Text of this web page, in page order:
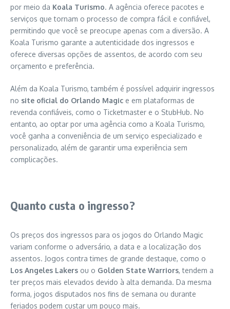
por meio da Koala Turismo. A agência oferece pacotes e
serviços que tornam o processo de compra fácil e confiável,
permitindo que você se preocupe apenas com a diversão. A
Koala Turismo garante a autenticidade dos ingressos e
oferece diversas opções de assentos, de acordo com seu
orçamento e preferência.
Além da Koala Turismo, também é possível adquirir ingressos
no site oficial do Orlando Magic e em plataformas de
revenda confiáveis, como o Ticketmaster e o StubHub. No
entanto, ao optar por uma agência como a Koala Turismo,
você ganha a conveniência de um serviço especializado e
personalizado, além de garantir uma experiência sem
complicações.
Quanto custa o ingresso?
Os preços dos ingressos para os jogos do Orlando Magic
variam conforme o adversário, a data e a localização dos
assentos. Jogos contra times de grande destaque, como o
Los Angeles Lakers ou o Golden State Warriors, tendem a
ter preços mais elevados devido à alta demanda. Da mesma
forma, jogos disputados nos fins de semana ou durante
feriados podem custar um pouco mais.